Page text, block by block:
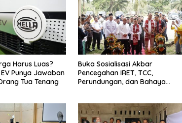
Harus Luas?
EV Punya Jawaban
Tua Tenang
Buka Sosialisasi Akbar
Pencegahan IRET, TCC,
Perundungan, dan Bahaya
bisa jaga diri, 60% masa
depan sudah ada di tangan”